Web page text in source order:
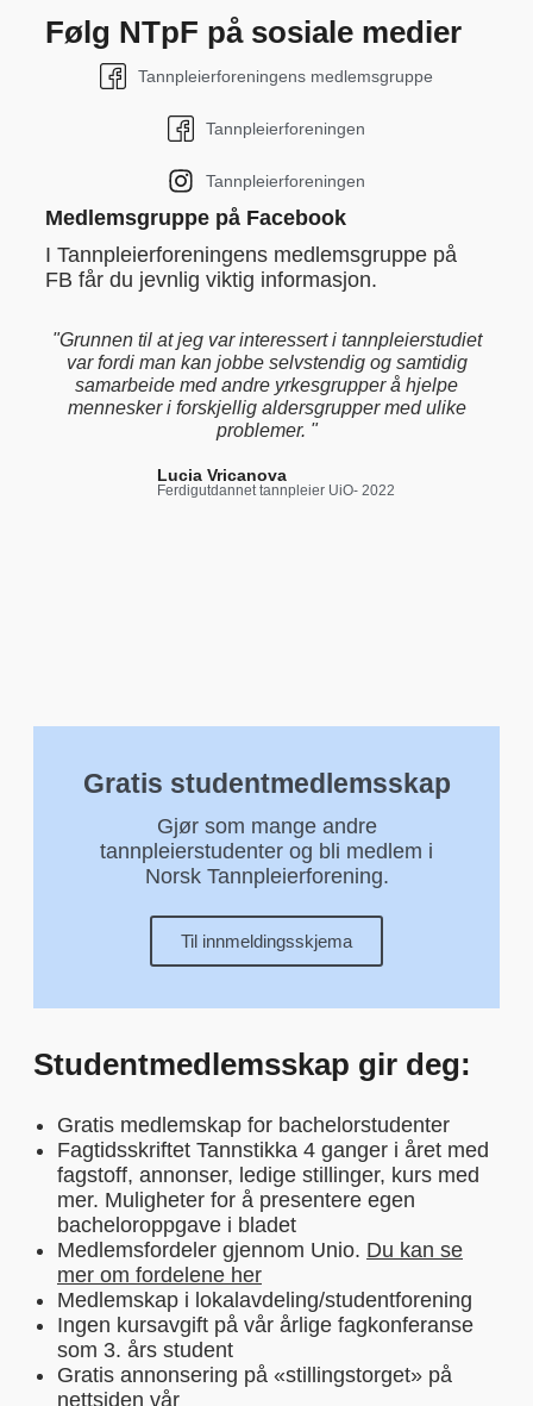
Følg NTpF på sosiale medier
Tannpleierforeningens medlemsgruppe
Tannpleierforeningen
Tannpleierforeningen
Medlemsgruppe på Facebook
I Tannpleierforeningens medlemsgruppe på
FB får du jevnlig viktig informasjon.
"Grunnen til at jeg var interessert i tannpleierstudiet
var fordi man kan jobbe selvstendig og samtidig
samarbeide med andre yrkesgrupper å hjelpe
mennesker i forskjellig aldersgrupper med ulike
problemer. "
Lucia Vricanova
Ferdigutdannet tannpleier UiO- 2022
Gratis studentmedlemsskap
Gjør som mange andre
tannpleierstudenter og bli medlem i
Norsk Tannpleierforening.
Til innmeldingsskjema
Studentmedlemsskap gir deg:
Gratis medlemskap for bachelorstudenter
Fagtidsskriftet Tannstikka 4 ganger i året med
fagstoff, annonser, ledige stillinger, kurs med
mer. Muligheter for å presentere egen
bacheloroppgave i bladet
Medlemsfordeler gjennom Unio. Du kan se
mer om fordelene her
Medlemskap i lokalavdeling/studentforening
Ingen kursavgift på vår årlige fagkonferanse
som 3. års student
Gratis annonsering på «stillingstorget» på
nettsiden vår